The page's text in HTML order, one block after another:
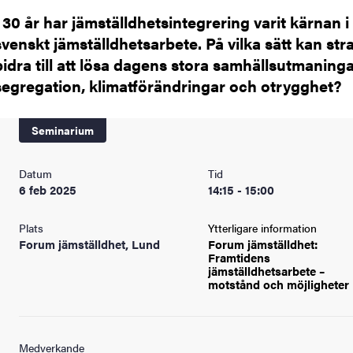
år har jämställdhetsintegrering varit kärnan i
jämställdhetsarbete. På vilka sätt kan
till att lösa dagens stora
klimatförändringar och otrygghet?
Seminarium
Datum
6 feb 2025
Tid
14:15 - 15:00
Plats
Forum jämställdhet, Lund
Ytterligare information
Forum jämställdhet:
Framtidens
jämställdhetsarbete –
motstånd och möjligheter
Medverkande